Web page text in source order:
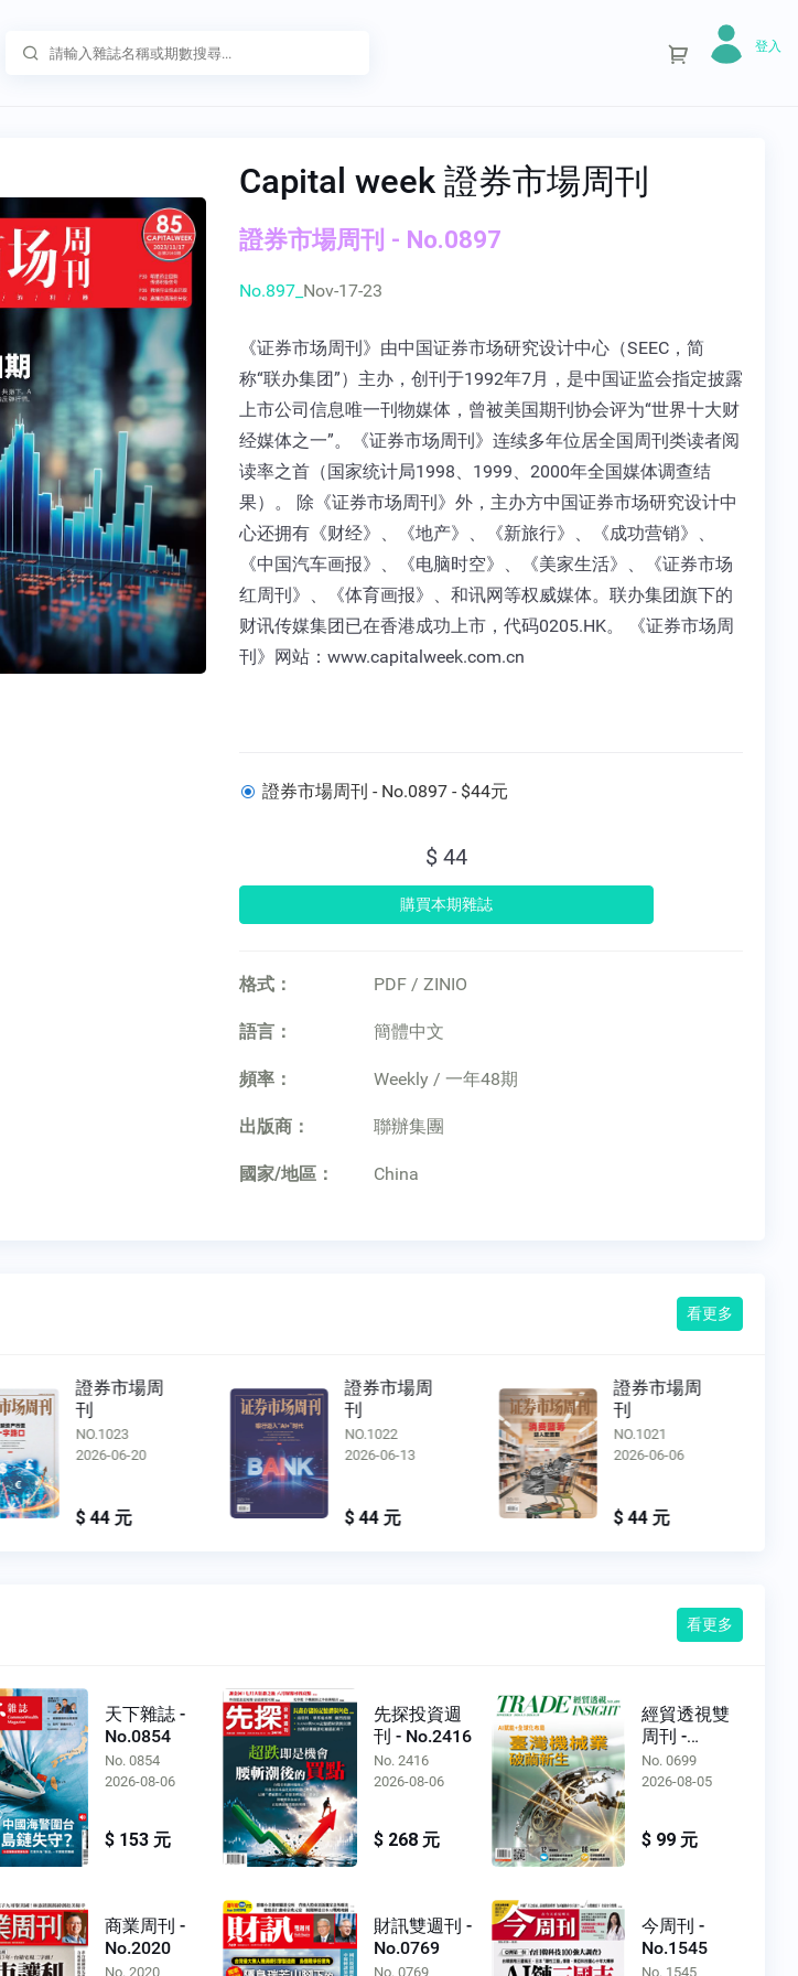
登入
Capital week 證券市場周刊
證券市場周刊 - No.0897
No.897_ Nov-17-23
《证券市场周刊》由中国证券市场研究设计中心（SEEC，简
称“联办集团”）主办，创刊于1992年7月，是中国证监会指定披露
上市公司信息唯一刊物媒体，曾被美国期刊协会评为“世界十大财
经媒体之一”。《证券市场周刊》连续多年位居全国周刊类读者阅
读率之首（国家统计局1998、1999、2000年全国媒体调查结
果）。 除《证券市场周刊》外，主办方中国证券市场研究设计中
心还拥有《财经》、《地产》、《新旅行》、《成功营销》、
《中国汽车画报》、《电脑时空》、《美家生活》、《证券市场
红周刊》、《体育画报》、和讯网等权威媒体。联办集团旗下的
财讯传媒集团已在香港成功上市，代码0205.HK。 《证券市场周
刊》网站：www.capitalweek.com.cn
證券市場周刊 - No.0897 - $44元
$ 44
格式： PDF / ZINIO
語言： 簡體中文
頻率： Weekly / 一年48期
出版商： 聯辦集團
國家/地區： China
看更多
證券市場周
刊
NO.1022
2026-06-13
$ 44 元
證券市場周
刊
NO.1021
2026-06-06
$ 44 元
證券市場周
刊
NO.1020
2026-05-30
$ 44 元
看更多
天下雜誌 -
No.0854
No. 0854
2026-08-06
$ 153 元
先探投資週
刊 - No.2416
No. 2416
2026-08-06
$ 268 元
經貿透視雙
周刊 -
No.0699
No. 0699
2026-08-05
$ 99 元
商業周刊 -
No.2020
No. 2020
財訊雙週刊 -
No.0769
No. 0769
今周刊 -
No.1545
No. 1545